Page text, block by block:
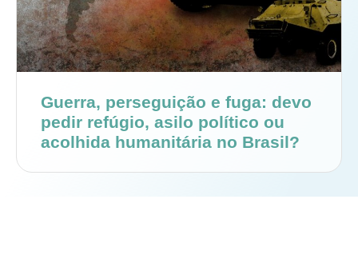
Guerra, perseguição e fuga: devo
pedir refúgio, asilo político ou
acolhida humanitária no Brasil?